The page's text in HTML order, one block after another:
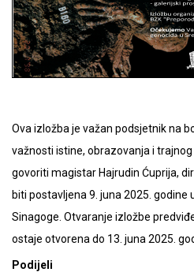
Ova izložba je važan podsjetnik na
važnosti istine, obrazovanja i
govoriti magistar Hajrudin Ćuprija,
biti postavljena 9. juna 2025. godine
Sinagoge. Otvaranje izložbe
ostaje otvorena do 13. juna 2025.
Podijeli